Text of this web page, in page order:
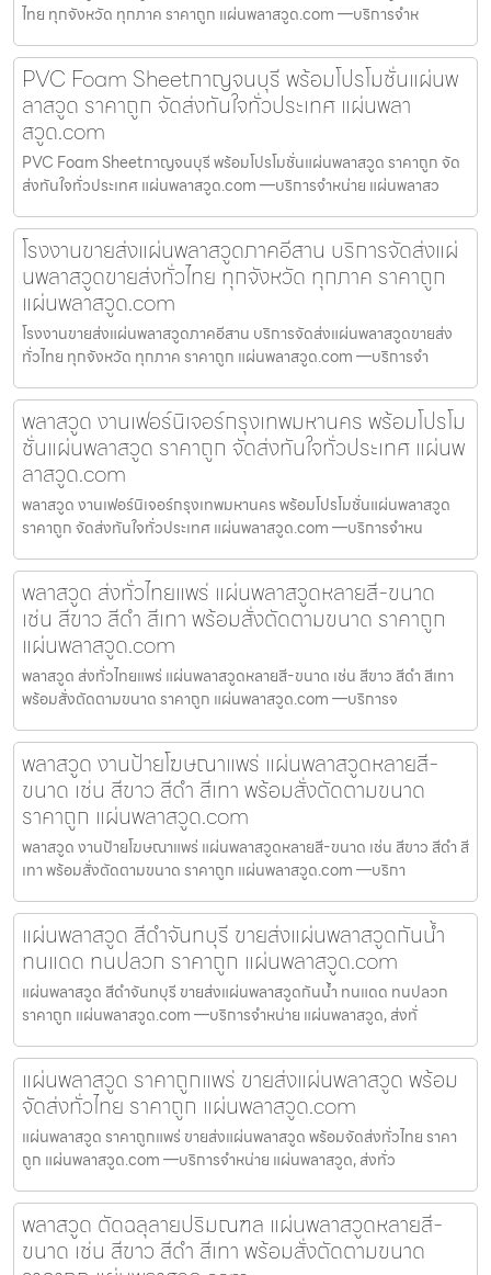
ไทย ทุกจังหวัด ทุกภาค ราคาถูก แผ่นพลาสวูด.com —บริการจำห
PVC Foam Sheetกาญจนบุรี พร้อมโปรโมชั่นแผ่นพ
ลาสวูด ราคาถูก จัดส่งทันใจทั่วประเทศ แผ่นพลา
สวูด.com
PVC Foam Sheetกาญจนบุรี พร้อมโปรโมชั่นแผ่นพลาสวูด ราคาถูก จัด
ส่งทันใจทั่วประเทศ แผ่นพลาสวูด.com —บริการจำหน่าย แผ่นพลาสว
โรงงานขายส่งแผ่นพลาสวูดภาคอีสาน บริการจัดส่งแผ่
นพลาสวูดขายส่งทั่วไทย ทุกจังหวัด ทุกภาค ราคาถูก
แผ่นพลาสวูด.com
โรงงานขายส่งแผ่นพลาสวูดภาคอีสาน บริการจัดส่งแผ่นพลาสวูดขายส่ง
ทั่วไทย ทุกจังหวัด ทุกภาค ราคาถูก แผ่นพลาสวูด.com —บริการจำ
พลาสวูด งานเฟอร์นิเจอร์กรุงเทพมหานคร พร้อมโปรโม
ชั่นแผ่นพลาสวูด ราคาถูก จัดส่งทันใจทั่วประเทศ แผ่นพ
ลาสวูด.com
พลาสวูด งานเฟอร์นิเจอร์กรุงเทพมหานคร พร้อมโปรโมชั่นแผ่นพลาสวูด
ราคาถูก จัดส่งทันใจทั่วประเทศ แผ่นพลาสวูด.com —บริการจำหน
พลาสวูด ส่งทั่วไทยแพร่ แผ่นพลาสวูดหลายสี-ขนาด
เช่น สีขาว สีดำ สีเทา พร้อมสั่งตัดตามขนาด ราคาถูก
แผ่นพลาสวูด.com
พลาสวูด ส่งทั่วไทยแพร่ แผ่นพลาสวูดหลายสี-ขนาด เช่น สีขาว สีดำ สีเทา
พร้อมสั่งตัดตามขนาด ราคาถูก แผ่นพลาสวูด.com —บริการจ
พลาสวูด งานป้ายโฆษณาแพร่ แผ่นพลาสวูดหลายสี-
ขนาด เช่น สีขาว สีดำ สีเทา พร้อมสั่งตัดตามขนาด
ราคาถูก แผ่นพลาสวูด.com
พลาสวูด งานป้ายโฆษณาแพร่ แผ่นพลาสวูดหลายสี-ขนาด เช่น สีขาว สีดำ สี
เทา พร้อมสั่งตัดตามขนาด ราคาถูก แผ่นพลาสวูด.com —บริกา
แผ่นพลาสวูด สีดำจันทบุรี ขายส่งแผ่นพลาสวูดกันน้ำ
ทนแดด ทนปลวก ราคาถูก แผ่นพลาสวูด.com
แผ่นพลาสวูด สีดำจันทบุรี ขายส่งแผ่นพลาสวูดกันน้ำ ทนแดด ทนปลวก
ราคาถูก แผ่นพลาสวูด.com —บริการจำหน่าย แผ่นพลาสวูด, ส่งทั่
แผ่นพลาสวูด ราคาถูกแพร่ ขายส่งแผ่นพลาสวูด พร้อม
จัดส่งทั่วไทย ราคาถูก แผ่นพลาสวูด.com
แผ่นพลาสวูด ราคาถูกแพร่ ขายส่งแผ่นพลาสวูด พร้อมจัดส่งทั่วไทย ราคา
ถูก แผ่นพลาสวูด.com —บริการจำหน่าย แผ่นพลาสวูด, ส่งทั่ว
พลาสวูด ตัดฉลุลายปริมณฑล แผ่นพลาสวูดหลายสี-
ขนาด เช่น สีขาว สีดำ สีเทา พร้อมสั่งตัดตามขนาด